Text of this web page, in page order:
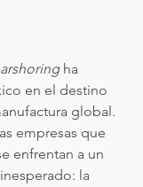
ha
en el destino
global.
empresas que
enfrentan a un
la